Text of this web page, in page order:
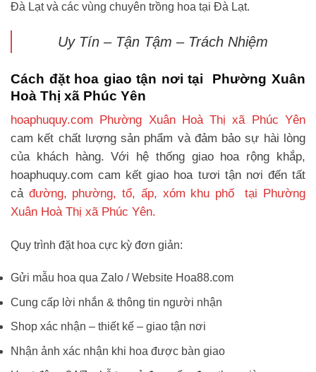
Đà Lạt và các vùng chuyên trồng hoa tại Đà Lạt.
Uy Tín – Tận Tậm – Trách Nhiệm
Cách đặt hoa giao tận nơi tại Phường Xuân
Hoà Thị xã Phúc Yên
hoaphuquy.com Phường Xuân Hoà Thị xã Phúc Yên
cam kết chất lượng sản phẩm và đảm bảo sự hài lòng
của khách hàng. Với hệ thống giao hoa rộng khắp,
hoaphuquy.com cam kết giao hoa tươi tận nơi đến tất
cả đường, phường, tổ, ấp, xóm khu phố tại Phường
Xuân Hoà Thị xã Phúc Yên.
Quy trình đặt hoa cực kỳ đơn giản:
Gửi mẫu hoa qua Zalo / Website Hoa88.com
Cung cấp lời nhắn & thông tin người nhận
Shop xác nhận – thiết kế – giao tận nơi
Nhận ảnh xác nhận khi hoa được bàn giao